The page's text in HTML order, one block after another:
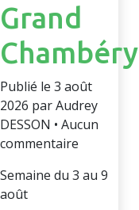
Grand
Chambéry
Publié le 3 août
2026 par Audrey
DESSON • Aucun
commentaire
Semaine du 3 au 9
août